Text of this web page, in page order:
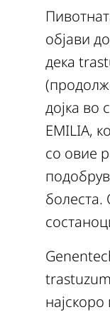
објави
дека
дојка во
EMILIA,
со овие
болеста.